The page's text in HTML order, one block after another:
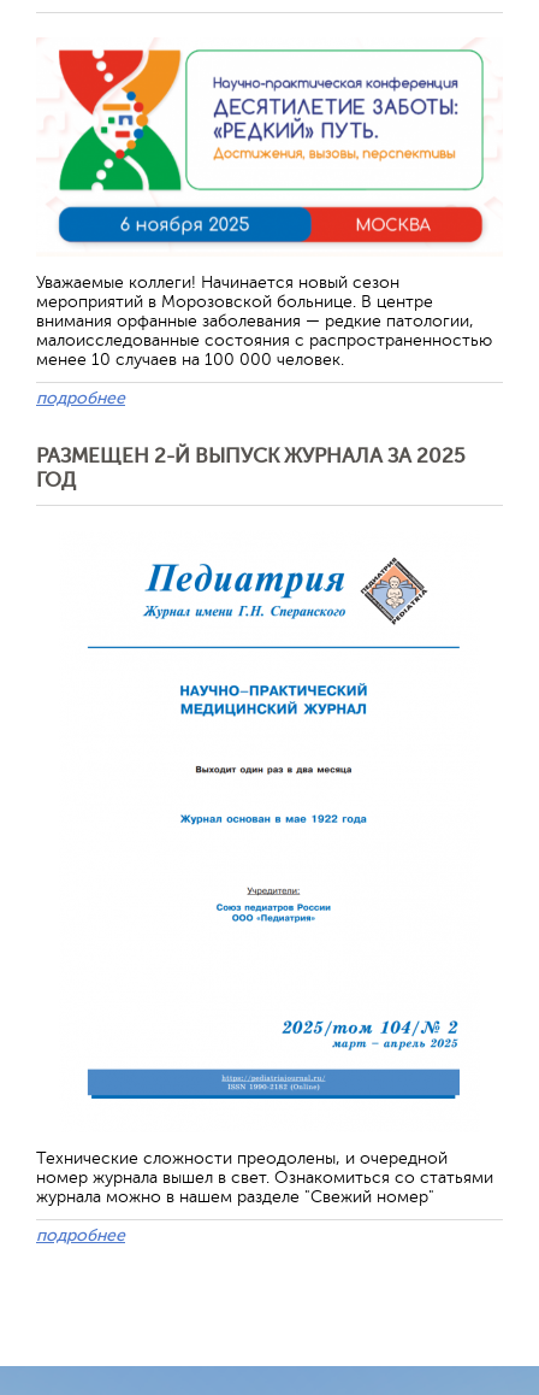
Уважаемые коллеги! Начинается новый сезон
мероприятий в Морозовской больнице. В центре
внимания орфанные заболевания — редкие патологии,
малоисследованные состояния с распространенностью
менее 10 случаев на 100 000 человек.
подробнее
РАЗМЕЩЕН 2-Й ВЫПУСК ЖУРНАЛА ЗА 2025
ГОД
Технические сложности преодолены, и очередной
номер журнала вышел в свет. Ознакомиться со статьями
журнала можно в нашем разделе "Свежий номер"
подробнее